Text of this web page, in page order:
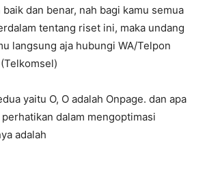
dan benar, nah bagi kamu semua
tentang riset ini, maka undang
langsung aja hubungi WA/Telpon
yaitu O, O adalah Onpage. dan apa
dalam mengoptimasi
adalah